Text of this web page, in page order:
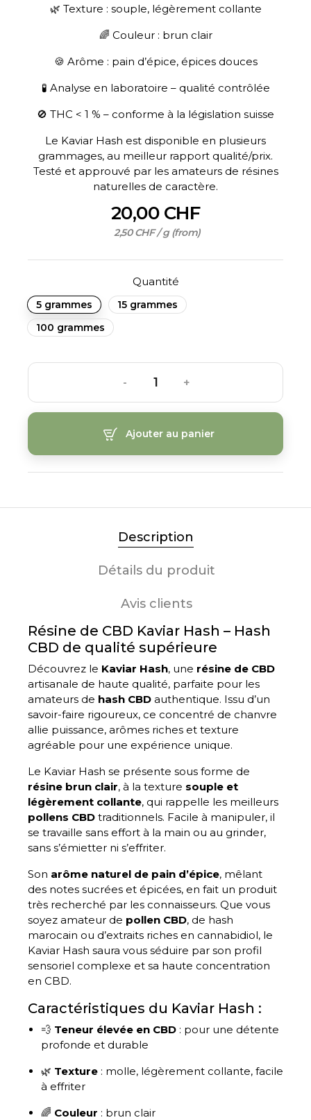
🌿 Texture : souple, légèrement collante
🌈 Couleur : brun clair
🍪 Arôme : pain d’épice, épices douces
🧪 Analyse en laboratoire – qualité contrôlée
🚫 THC < 1 % – conforme à la législation suisse
Le Kaviar Hash est disponible en plusieurs
grammages, au meilleur rapport qualité/prix.
Testé et approuvé par les amateurs de résines
naturelles de caractère.
20,00 CHF
2,50 CHF / g (from)
Quantité
5 grammes
15 grammes
100 grammes
- +
Ajouter au panier
Description
Détails du produit
Avis clients
Résine de CBD Kaviar Hash – Hash
CBD de qualité supérieure
Découvrez le Kaviar Hash, une résine de CBD
artisanale de haute qualité, parfaite pour les
amateurs de hash CBD authentique. Issu d’un
savoir-faire rigoureux, ce concentré de chanvre
allie puissance, arômes riches et texture
agréable pour une expérience unique.
Le Kaviar Hash se présente sous forme de
résine brun clair, à la texture souple et
légèrement collante, qui rappelle les meilleurs
pollens CBD traditionnels. Facile à manipuler, il
se travaille sans effort à la main ou au grinder,
sans s’émietter ni s’effriter.
Son arôme naturel de pain d’épice, mêlant
des notes sucrées et épicées, en fait un produit
très recherché par les connaisseurs. Que vous
soyez amateur de pollen CBD, de hash
marocain ou d’extraits riches en cannabidiol, le
Kaviar Hash saura vous séduire par son profil
sensoriel complexe et sa haute concentration
en CBD.
Caractéristiques du Kaviar Hash :
💨 Teneur élevée en CBD: pour une détente
profonde et durable
🌿 Texture: molle, légèrement collante, facile
à effriter
🌈 Couleur : brun clair